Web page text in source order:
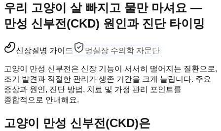
우리 고양이 살 빠지고 물만 마셔요 —
만성 신부전(CKD) 원인과 진단 타이밍
신장질병 가이드 멍실장 수의학 자문단
고양이 만성 신부전은 신장 기능이 서서히 떨어지는 질환으로,
조기 발견과 적절한 관리가 생존 기간을 크게 늘립니다. 주요
증상과 원인, 진단 방법, 치료 및 가정 관리 포인트를
종합적으로 안내해요.
고양이 만성 신부전(CKD)은